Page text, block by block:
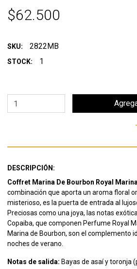
$62.500
SKU: 2822MB
STOCK: 1
DESCRIPCIÓN:
Coffret Marina De Bourbon Royal
combinación que aporta un aroma floral
misterioso, es la puerta de entrada al
Preciosas como una joya, las notas
Copaiba, que componen Perfume Royal
Marina de Bourbon, son el complemento
noches de verano.
Notas de salida: Bayas de asaí y toronja